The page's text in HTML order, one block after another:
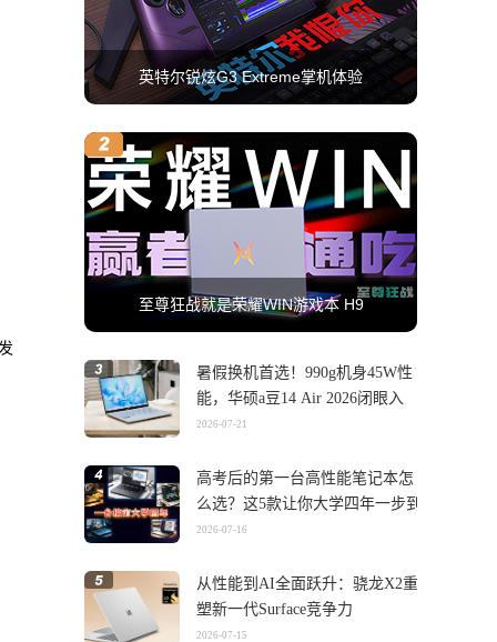
英特尔锐炫G3 Extreme掌机体验
至尊狂战就是荣耀WIN游戏本 H9
暑假换机首选！990g机身45W性
能，华硕a豆14 Air 2026闭眼入
2026-07-21
高考后的第一台高性能笔记本怎
么选？这5款让你大学四年一步到
位
2026-07-16
从性能到AI全面跃升：骁龙X2重
塑新一代Surface竞争力
2026-07-15